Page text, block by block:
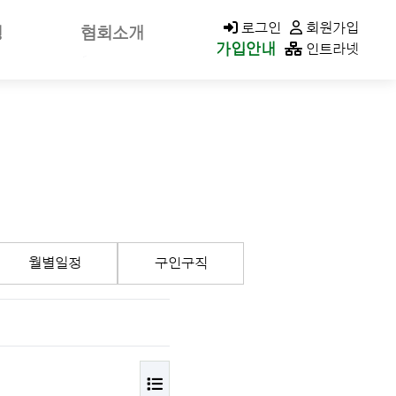
협회소개
조직구성/조직도
지회현황
KACOLD MALL 로그인 회원가입
가입안내 인트라넷
월별일정 구인구직
목록